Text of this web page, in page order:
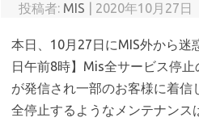
投稿者: MIS 2020年10月27日
本日、10月27日にMIS外から迷
日午前8時】Mis全サービス停
が発信され一部のお客様に着信
全停止するようなメンテナンス